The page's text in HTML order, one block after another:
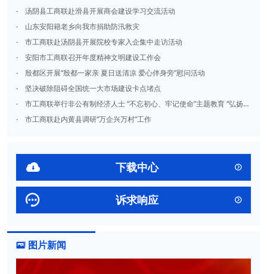
· 汤阴县工商联赴滑县开展商会建设学习交流活动
· 山东安阳籍老乡向我市捐助防汛救灾
· 市工商联赴汤阴县开展院校专家入企集中走访活动
· 安阳市工商联召开年度精神文明建设工作会
· 殷都区开展“殷都一家亲 夏日送清凉 爱心伴身旁”慰问活动
· 坚决破除阻碍全国统一大市场建设卡点堵点
· 市工商联举行非公有制经济人士 “不忘初心、牢记使命”主题教育 “弘扬革命传统 坚定理想信念”教育活动
· 市工商联赴内黄县调研“万企兴万村”工作
 下载中心 
 诉求响应 
 图片新闻